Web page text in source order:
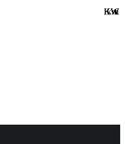
€
km
KW
KW